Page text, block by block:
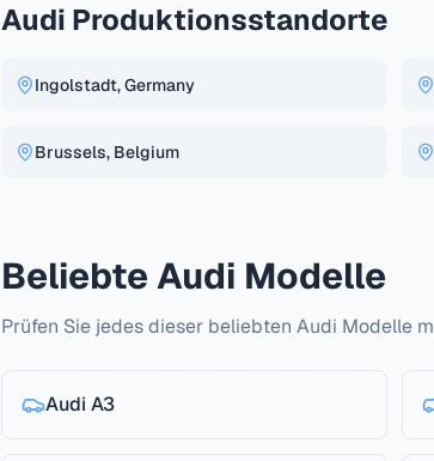
Audi Produktionsstandorte
Ingolstadt, Germany
Brussels, Belgium
Beliebte Audi Modelle
Prüfen Sie jedes dieser beliebten Audi Modelle
Audi A3